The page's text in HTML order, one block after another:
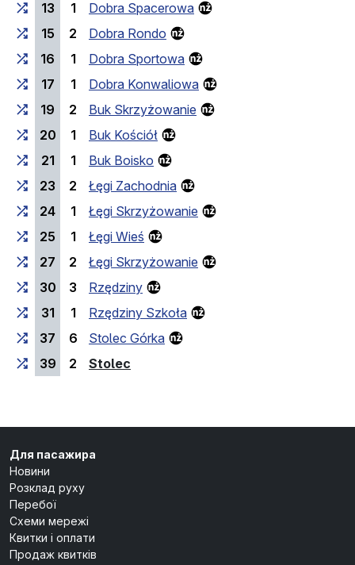
13
1
Dobra Spacerowa
15
2
Dobra Rondo
16
1
Dobra Sportowa
17
1
Dobra Konwaliowa
19
2
Buk Skrzyżowanie
20
1
Buk Kościół
21
1
Buk Boisko
23
2
Łęgi Zachodnia
24
1
Łęgi Skrzyżowanie
25
1
Łęgi Wieś
27
2
Łęgi Skrzyżowanie
30
3
Rzędziny
31
1
Rzędziny Szkoła
37
6
Stolec Górka
39
2 Stolec
Для пасажира
Новини
Розклад руху
Перебої
Схеми мережі
Квитки і оплати
Продаж квитків